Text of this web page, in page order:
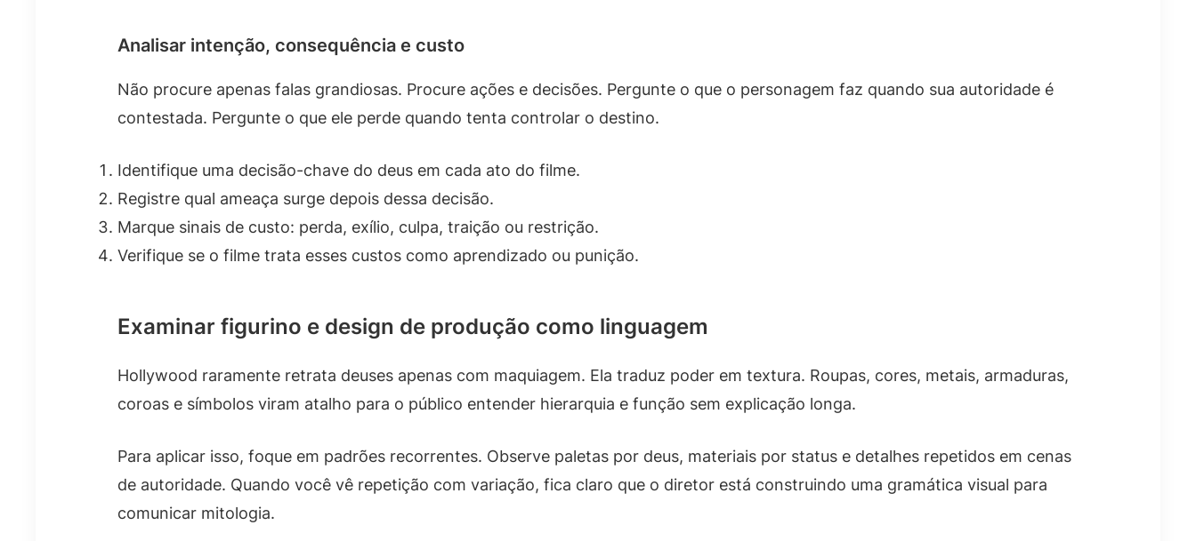
Analisar intenção, consequência e custo
Não procure apenas falas grandiosas. Procure ações e decisões. Pergunte o que o personagem faz quando sua autoridade é
contestada. Pergunte o que ele perde quando tenta controlar o destino.
Identifique uma decisão-chave do deus em cada ato do filme.
Registre qual ameaça surge depois dessa decisão.
Marque sinais de custo: perda, exílio, culpa, traição ou restrição.
Verifique se o filme trata esses custos como aprendizado ou punição.
Examinar figurino e design de produção como linguagem
Hollywood raramente retrata deuses apenas com maquiagem. Ela traduz poder em textura. Roupas, cores, metais, armaduras,
coroas e símbolos viram atalho para o público entender hierarquia e função sem explicação longa.
Para aplicar isso, foque em padrões recorrentes. Observe paletas por deus, materiais por status e detalhes repetidos em cenas
de autoridade. Quando você vê repetição com variação, fica claro que o diretor está construindo uma gramática visual para
comunicar mitologia.